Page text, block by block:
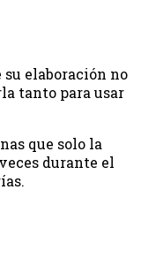
elaboración no
tanto para usar
que solo la
durante el